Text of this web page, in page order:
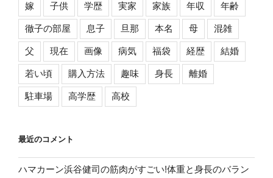
嫁 子供 学歴 実家 家族 年収 年齢
徹子の部屋 息子 旦那 本名 母 混雑
父 現在 画像 病気 福袋 経歴 結婚
若い頃 購入方法 趣味 身長 離婚
駐車場 高学歴 高校
最近のコメント
ハマカーン浜谷健司の筋肉がすごい!体重と身長のバラン